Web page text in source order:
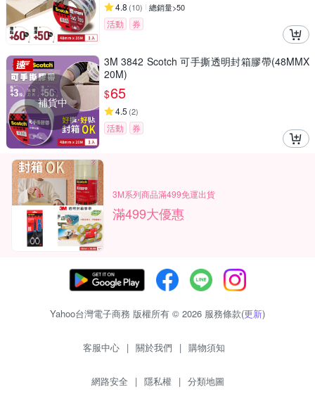
4.8 (10) 總銷量>50
活動 券
補貨中
3M 3842 Scotch 可手撕透明封箱膠帶(48MMX
20M)
$65
4.5 (2)
活動 券
3M系列商品滿499免運出貨
滿499大優惠
Yahoo台灣電子商務 版權所有 © 2026 服務條款(更新)
客服中心 | 關於我們 | 購物須知
網路安全 | 隱私權 | 分類地圖